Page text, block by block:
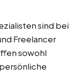
sind bei
Freelancer
sowohl